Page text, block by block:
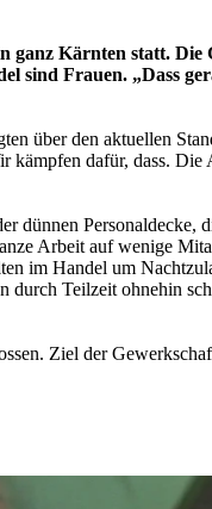
Kärnten statt. Die
sind Frauen. „Dass
über den aktuellen
dafür, dass. Die
Personaldecke,
Arbeit auf wenige
im Handel um
Teilzeit ohnehin
Ziel der